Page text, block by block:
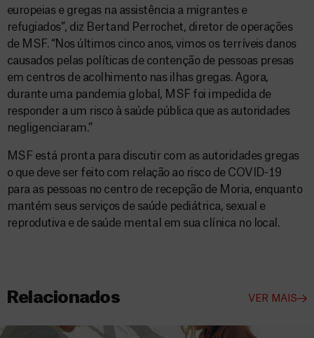
europeias e gregas na assistência a migrantes e
refugiados”, diz Bertand Perrochet, diretor de operações
de MSF. “Nos últimos cinco anos, vimos os terríveis danos
causados pelas políticas de contenção de pessoas presas
em centros de acolhimento nas ilhas gregas. Agora,
durante uma pandemia global, MSF foi impedida de
responder a um risco à saúde pública que as autoridades
negligenciaram.”
MSF está pronta para discutir com as autoridades gregas
o que deve ser feito com relação ao risco de COVID-19
para as pessoas no centro de recepção de Moria, enquanto
mantém seus serviços de saúde pediátrica, sexual e
reprodutiva e de saúde mental em sua clínica no local.
Relacionados VER MAIS